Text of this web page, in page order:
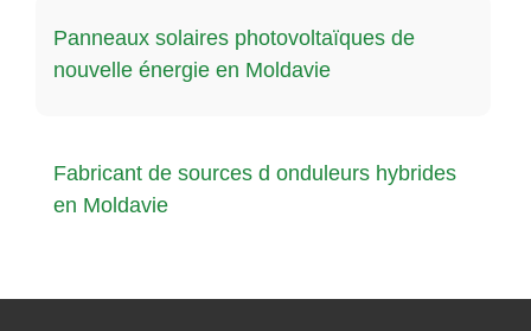
Panneaux solaires photovoltaïques de
nouvelle énergie en Moldavie
Fabricant de sources d onduleurs hybrides
en Moldavie